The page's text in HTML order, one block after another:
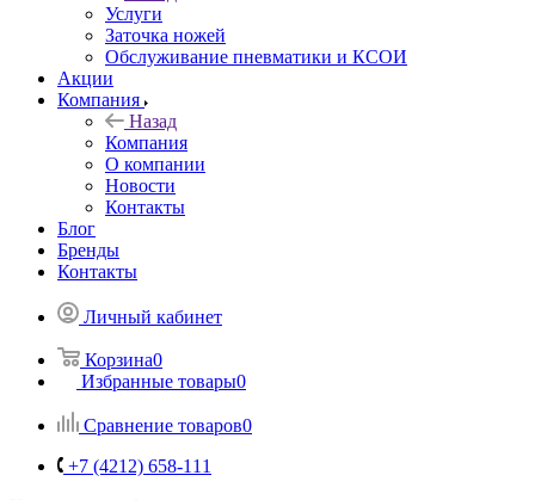
Услуги
Заточка ножей
Обслуживание пневматики и КСОИ
Акции
Компания
Назад
Компания
О компании
Новости
Контакты
Блог
Бренды
Контакты
Личный кабинет
Корзина0
Избранные товары0
Сравнение товаров0
+7 (4212) 658-111